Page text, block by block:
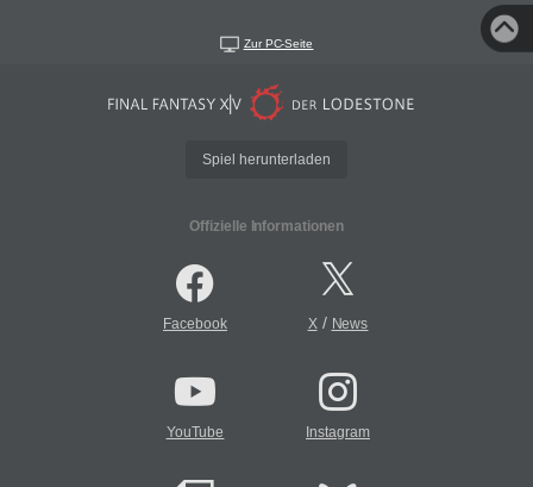
Zur PC-Seite
Spiel herunterladen
Offizielle Informationen
Facebook X/ News
YouTube Instagram